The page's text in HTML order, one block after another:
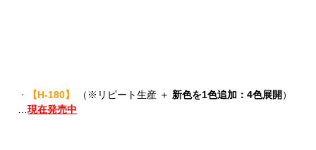
・ 【H-180】 （※リピート生産 ＋ 新色を1色追加：4色展開 ）
…現在発売中